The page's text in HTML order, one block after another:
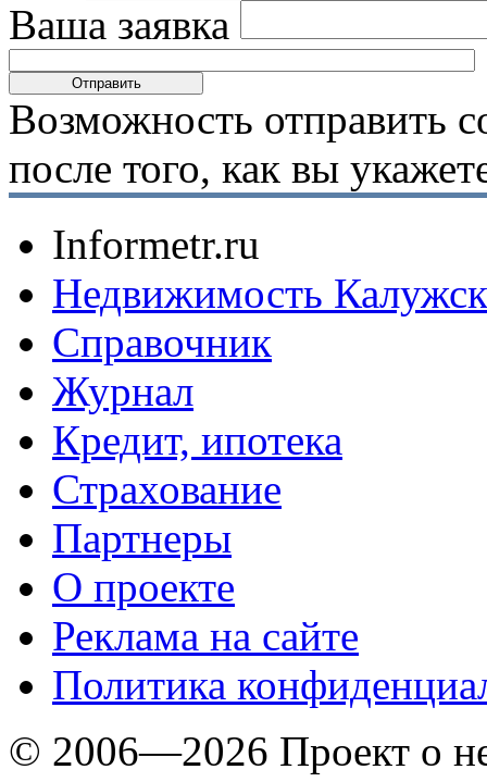
Ваша заявка
Возможность отправить
после того, как вы
Informetr.ru
Недвижимость
Справочник
Журнал
Кредит, ипотека
Страхование
Партнеры
O проекте
Реклама на сайте
Политика
© 2006—2026 Проект о